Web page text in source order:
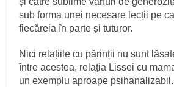
sub forma unei necesare lecții pe
fiecăreia în parte și tuturor.
Nici relațiile cu părinții nu sunt
între acestea, relația Lissei cu
un exemplu aproape